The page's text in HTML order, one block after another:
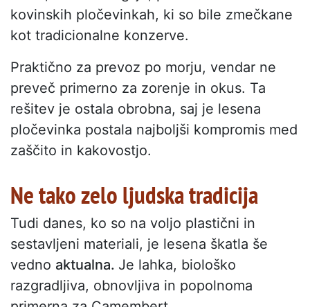
kovinskih pločevinkah, ki so bile zmečkane
kot tradicionalne konzerve.
Praktično za prevoz po morju, vendar ne
preveč primerno za zorenje in okus. Ta
rešitev je ostala obrobna, saj je lesena
pločevinka postala najboljši kompromis med
zaščito in kakovostjo.
Ne tako zelo ljudska tradicija
Tudi danes, ko so na voljo plastični in
sestavljeni materiali, je lesena škatla še
vedno aktualna. Je lahka, biološko
razgradljiva, obnovljiva in popolnoma